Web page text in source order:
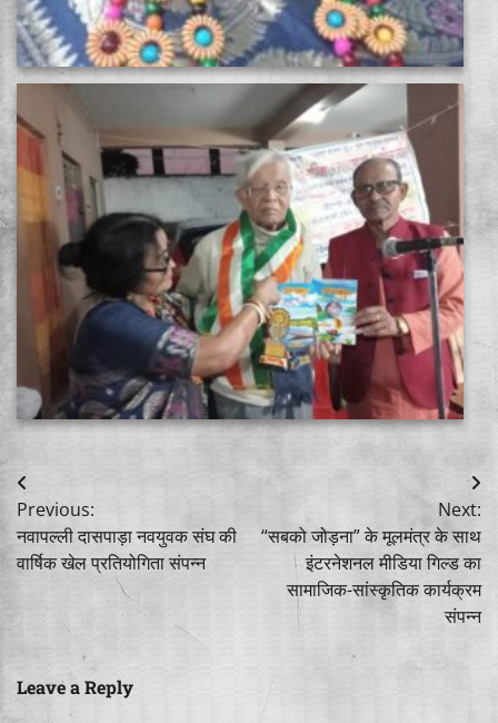
Post
navigation
Previous:
नवापल्ली दासपाड़ा नवयुवक संघ की
वार्षिक खेल प्रतियोगिता संपन्न
Next:
“सबको जोड़ना” के मूलमंत्र के साथ
इंटरनेशनल मीडिया गिल्ड का
सामाजिक-सांस्कृतिक कार्यक्रम
संपन्न
Leave a Reply